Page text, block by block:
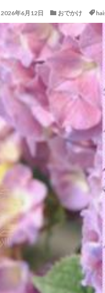
2026年6月12日 おでかけ
ミヤマキリシマ
リンクスクエア
佐伯市
佐伯市
別府市
別府観光
地獄め
大分グルメ
大
大分県立
姫島村
子ども
庄内町カフェ
明豊
書店
滝
漢方
祝祭の
絵本
自動販売機
衆議院選挙
複
買い物
車
開店閉店まとめ